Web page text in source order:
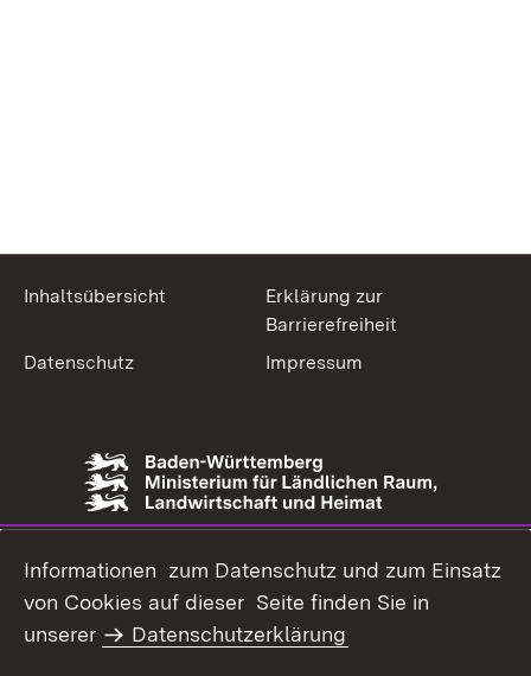
Inhaltsübersicht
Erklärung zur
Barrierefreiheit
Datenschutz
Impressum
Informationen zum Datenschutz und zum Einsatz
von Cookies auf dieser Seite finden Sie in
unserer
Datenschutzerklärung